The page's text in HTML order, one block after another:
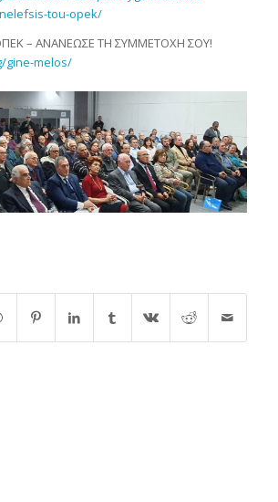
tou-opek/
– ΑΝΑΝΕΩΣΕ ΤΗ ΣΥΜΜΕΤΟΧΗ ΣΟΥ!
gine-melos/